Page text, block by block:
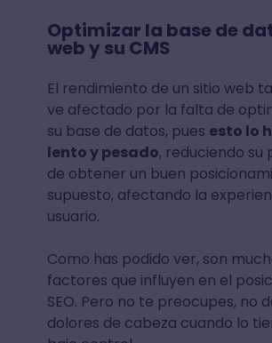
Optimizar la base de
web y su CMS
El rendimiento de un sitio web
ve afectado por la falta de
su base de datos, pues esto lo
lento y pesado, reduciendo su
de obtener un buen
supuesto, afectando la
usuario.
Como has podido ver, son
factores que influyen en el
SEO. Pero no te preocupes, no
dolores de cabeza cuando lo